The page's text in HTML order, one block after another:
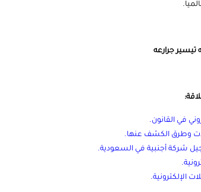
تيسير جرارعه
في القانون.
وطرق الكشف عنها.
شركة أجنبية في السعودية.
.
الإلكترونية.